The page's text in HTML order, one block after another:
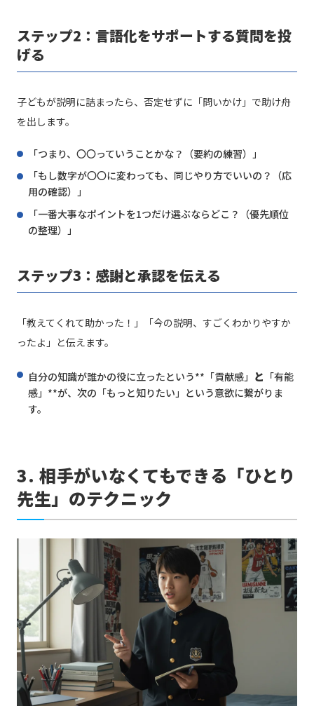
ステップ2：言語化をサポートする質問を投
げる
子どもが説明に詰まったら、否定せずに「問いかけ」で助け舟
を出します。
「つまり、〇〇っていうことかな？（要約の練習）」
「もし数字が〇〇に変わっても、同じやり方でいいの？（応
用の確認）」
「一番大事なポイントを1つだけ選ぶならどこ？（優先順位
の整理）」
ステップ3：感謝と承認を伝える
「教えてくれて助かった！」「今の説明、すごくわかりやすか
ったよ」と伝えます。
自分の知識が誰かの役に立ったという**「貢献感」 と 「有能
感」**が、次の「もっと知りたい」という意欲に繋がりま
す。
3. 相手がいなくてもできる「ひとり
先生」のテクニック